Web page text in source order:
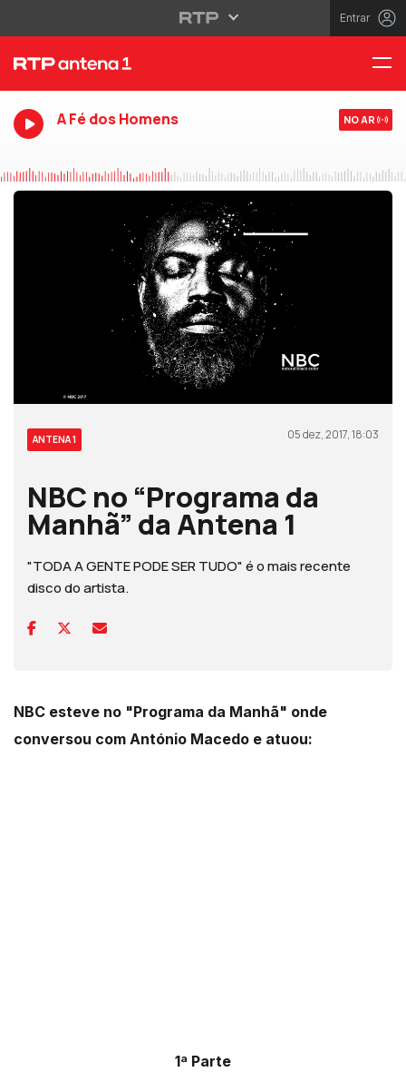
Entrar
A Fé dos Homens NO AR
ANTENA 1 05 dez, 2017, 18:03
NBC no “Programa da
Manhã” da Antena 1
"TODA A GENTE PODE SER TUDO" é o mais recente
disco do artista.
NBC esteve no "Programa da Manhã" onde
conversou com António Macedo e atuou:
1ª Parte